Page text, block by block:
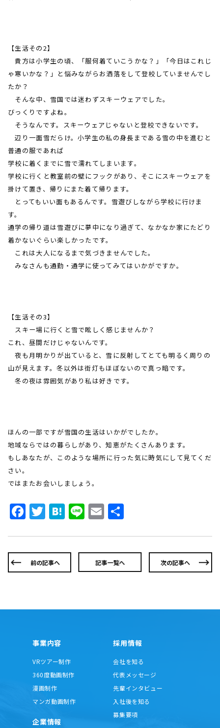
【生活その2】
貴方は小学生の頃、「服何着ていこうかな？」「今日はこれじ
ゃ寒いかな？」と悩みながらお洒落をして登校していませんでし
たか？
そんな中、雪国では迷わずスキーウェアでした。
びっくりですよね。
そうなんです。スキーウェアじゃないと登校できないです。
辺り一面雪だらけ。小学生の私の身長まである雪の中を進むと
普通の服であれば
学校に着くまでに雪で濡れてしまいます。
学校に行くと教室前の壁にフックがあり、そこにスキーウェアを
掛けて置き、帰りにまた着て帰ります。
とってもいい面もあるんです。雪遊びしながら学校に行けま
す。
通学の帰り道は雪遊びに夢中になり過ぎて、なかなか家にたどり
着かないぐらい楽しかったです。
これは大人になるまで気づきませんでした。
みなさんも通勤・通学に使ってみてはいかがですか。
【生活その3】
スキー場に行くと雪で眩しく感じませんか？
これ、昼間だけじゃないんです。
夜も月明かりが出ていると、雪に反射してとても明るく周りの
山が見えます。冬以外は街灯もほぼないので真っ暗です。
冬の夜は雰囲気があり私は好きです。
ほんの一部ですが雪国の生活はいかがでしたか。
地域ならではの暮らしがあり、知恵がたくさんあります。
もしあなたが、このような場所に行った気に時気にして見てくだ
さい。
ではまたお会いしましょう。
Facebook
Twitter
Hatena
LineEmail
前の記事へ 記事一覧へ 次の記事へ
事業内容
VRツアー制作
360度動画制作
漫画制作
マンガ動画制作
企業情報
採用情報
会社を知る
代表メッセージ
先輩インタビュー
入社後を知る
募集要項